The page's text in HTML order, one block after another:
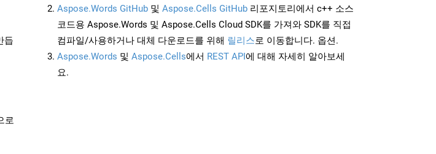
듭
로
Aspose.Words GitHub 및 Aspose.Cells GitHub 리포지토리에서 c++ 소스
코드용 Aspose.Words 및 Aspose.Cells Cloud SDK를 가져와 SDK를 직접
컴파일/사용하거나 대체 다운로드를 위해 릴리스로 이동합니다. 옵션.
Aspose.Words 및 Aspose.Cells에서 REST API에 대해 자세히 알아보세
요.